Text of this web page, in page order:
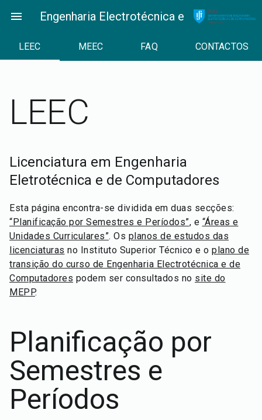
menu Engenharia Electrotécnica e de
LEEC MEEC FAQ CONTACTOS
LEEC
Licenciatura em Engenharia
Eletrotécnica e de Computadores
Esta página encontra-se dividida em duas secções:
“Planificação por Semestres e Períodos”, e “Áreas e
Unidades Curriculares”. Os planos de estudos das
licenciaturas no Instituto Superior Técnico e o plano de
transição do curso de Engenharia Electrotécnica e de
Computadores podem ser consultados no site do
MEPP.
Planificação por
Semestres e
Períodos